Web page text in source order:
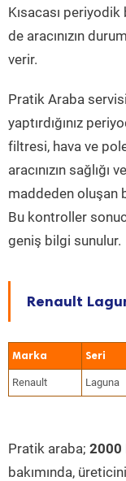
Kısacası
de aracınızın
verir.
Pratik Araba
yaptırdığınız
filtresi, hava ve
aracınızın
maddeden oluşan
Bu kontroller
geniş bilgi sunulur.
Renault
Marka Seri
Renault Laguna
Pratik araba; 2000
bakımında,